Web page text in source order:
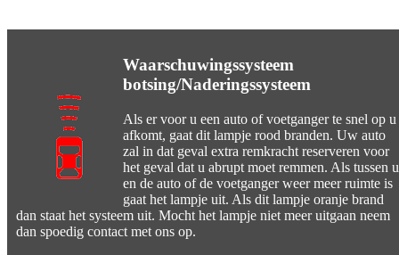
Waarschuwingssysteem
botsing/Naderingssysteem
Als er voor u een auto of voetganger te snel op u
afkomt, gaat dit lampje rood branden. Uw auto
zal in dat geval extra remkracht reserveren voor
het geval dat u abrupt moet remmen. Als tussen u
en de auto of de voetganger weer meer ruimte is
gaat het lampje uit. Als dit lampje oranje brand
dan staat het systeem uit. Mocht het lampje niet meer uitgaan neem
dan spoedig contact met ons op.